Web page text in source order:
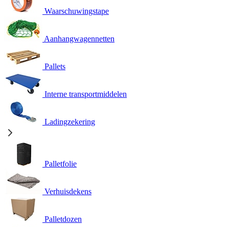
Waarschuwingstape
Aanhangwagennetten
Pallets
Interne transportmiddelen
Ladingzekering
Palletfolie
Verhuisdekens
Palletdozen